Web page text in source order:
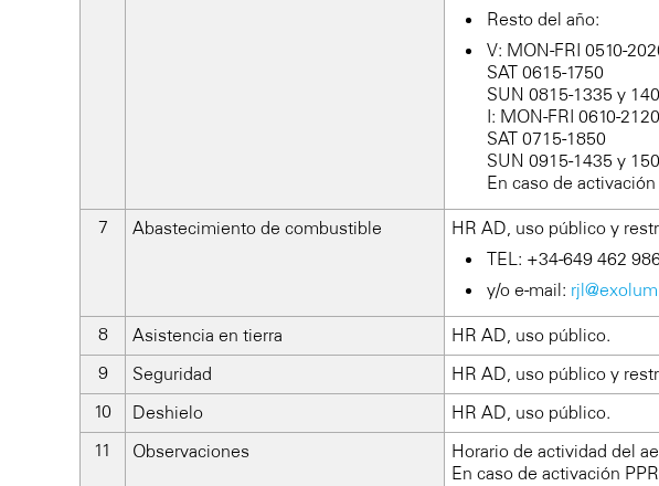
Resto del año:
V: MON-FRI 0510-
SAT 0615-1750
SUN 0815-1335 y
I: MON-FRI 0610-
SAT 0715-1850
SUN 0915-1435 y
En caso de
Abastecimiento de combustible
HR AD, uso público y
TEL: +34-649 462
y/o e-mail:
Asistencia en tierra
HR AD, uso público.
Seguridad
HR AD, uso público y
Deshielo
HR AD, uso público.
Observaciones
Horario de actividad del
En caso de activación